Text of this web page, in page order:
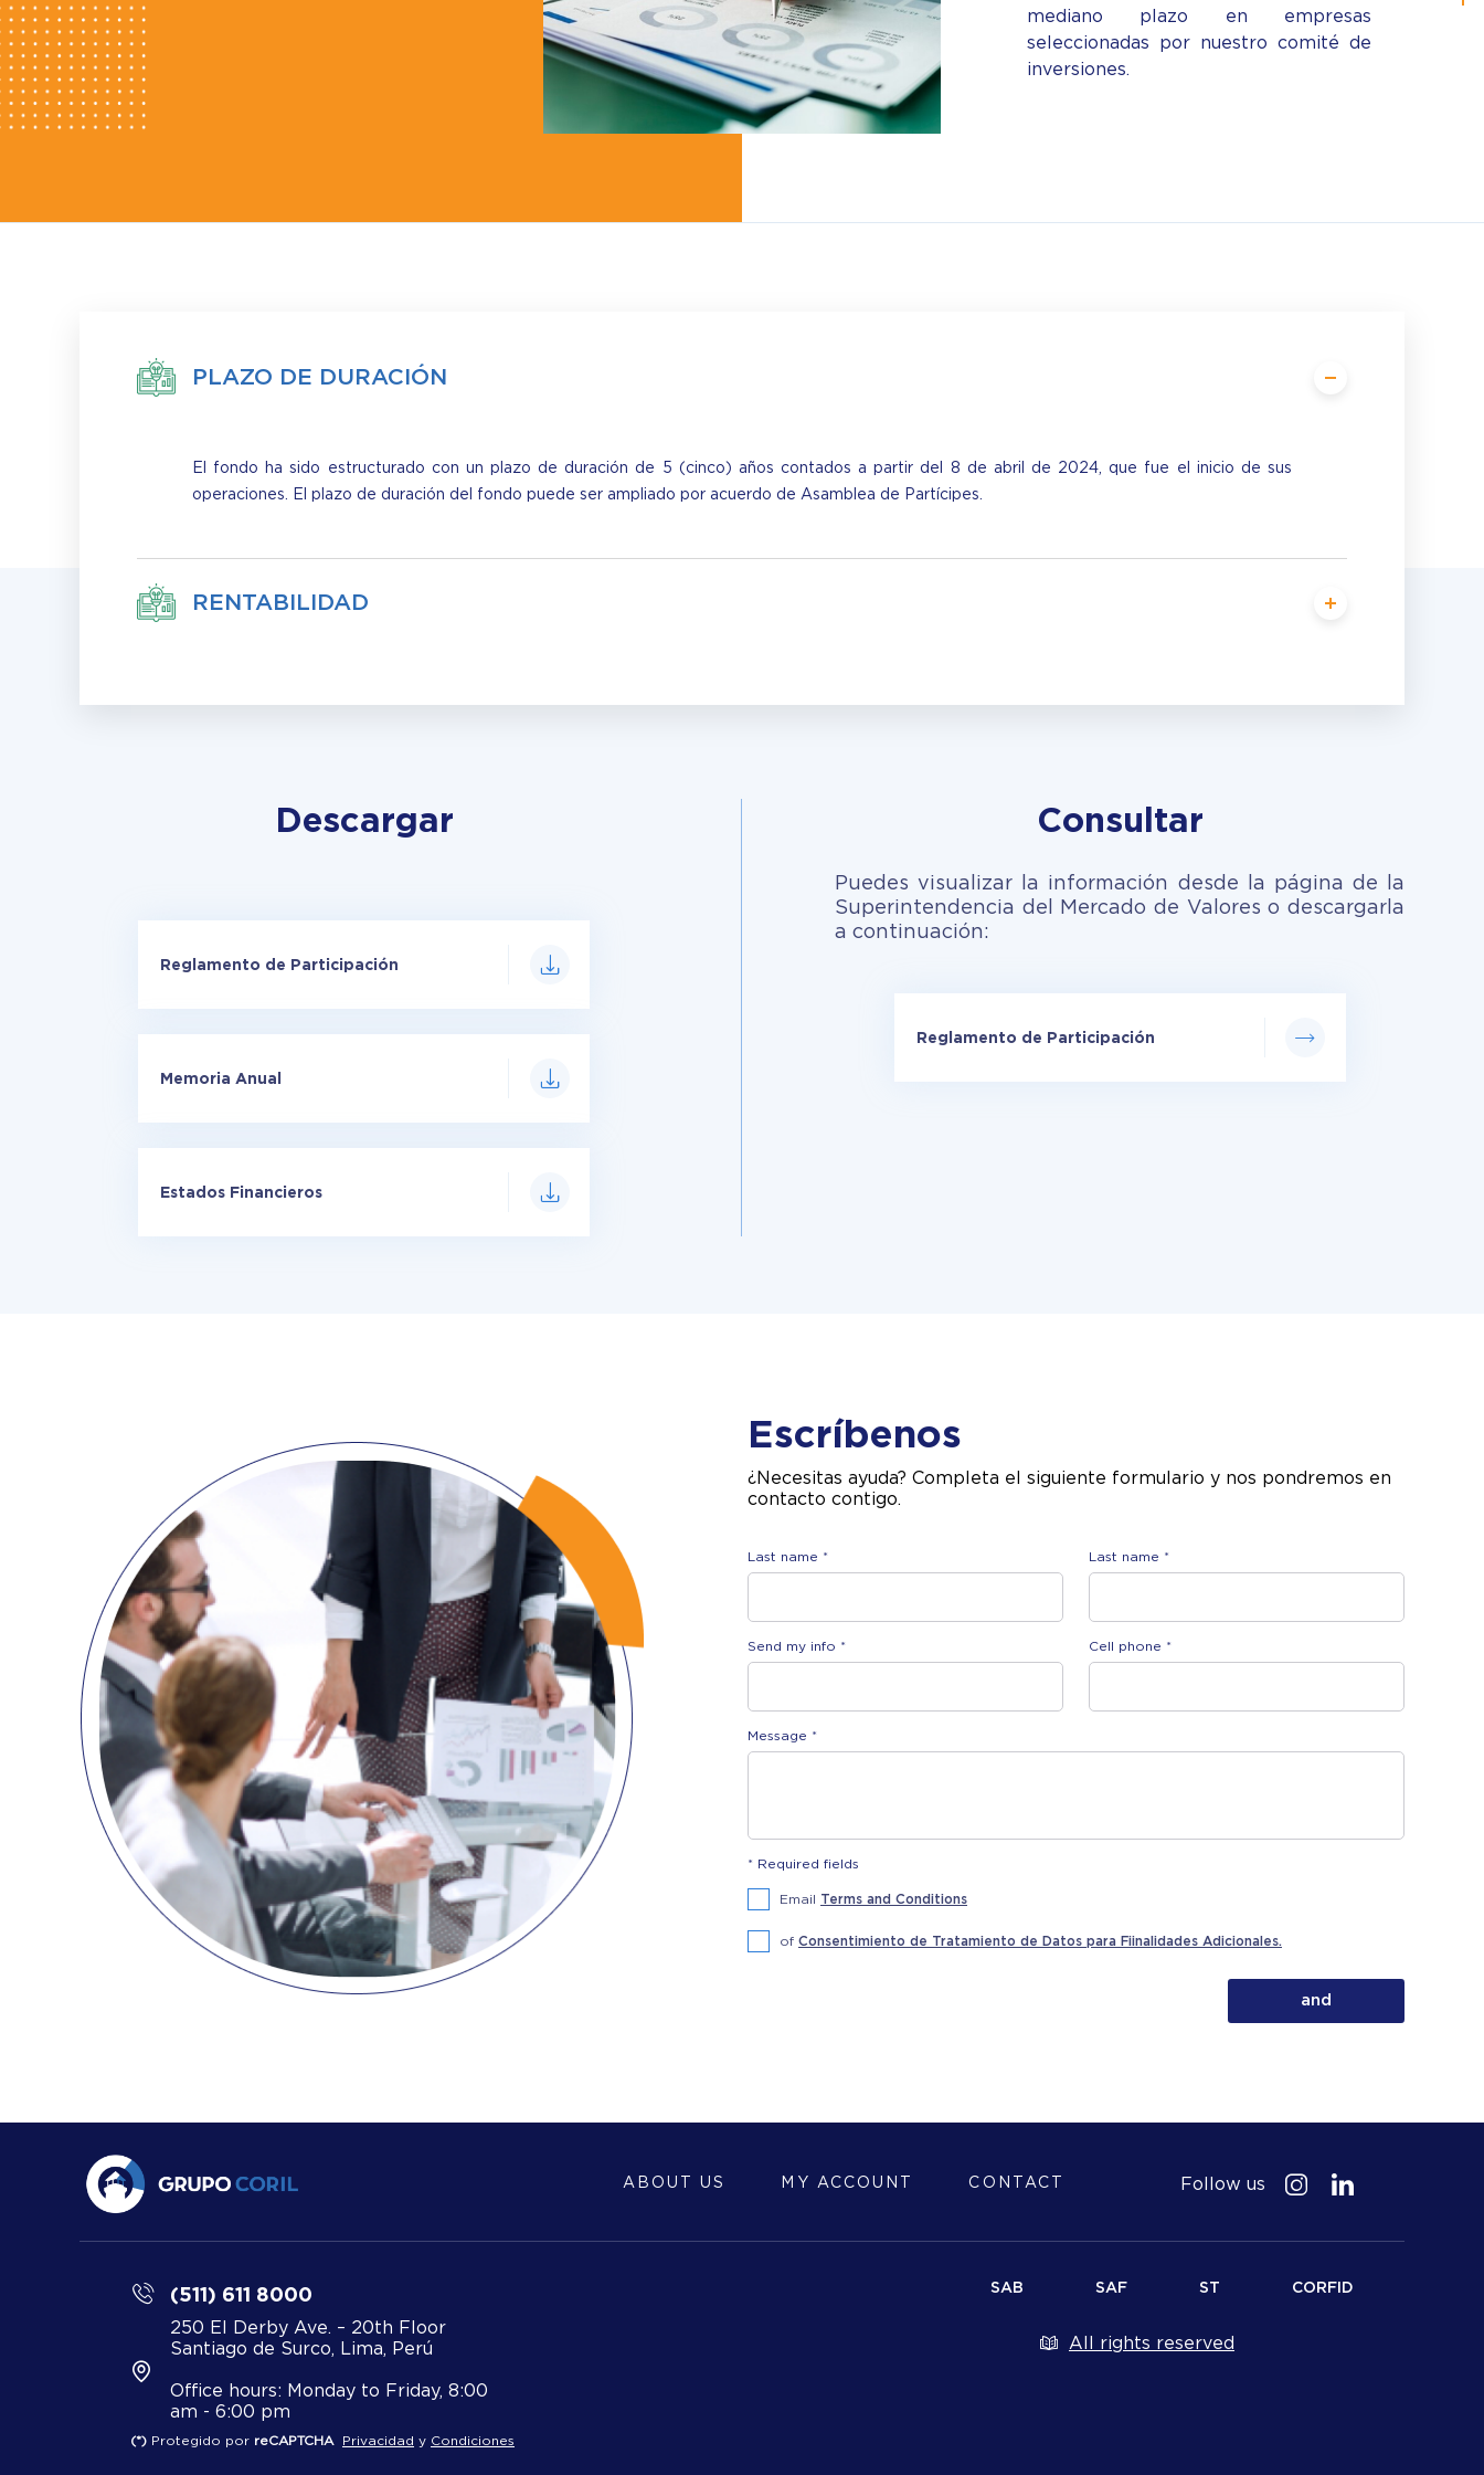
mediano plazo en empresas
seleccionadas por nuestro comité de
inversiones.
PLAZO DE DURACIÓN
El fondo ha sido estructurado con un plazo de duración de 5 (cinco) años contados a partir del 8 de abril de 2024, que fue el inicio de sus
operaciones. El plazo de duración del fondo puede ser ampliado por acuerdo de Asamblea de Partícipes.
RENTABILIDAD
Descargar
Reglamento de Participación
Memoria Anual
Estados Financieros
Consultar
Puedes visualizar la información desde la página de la
Superintendencia del Mercado de Valores o descargarla
a continuación:
Reglamento de Participación
Escríbenos
¿Necesitas ayuda? Completa el siguiente formulario y nos pondremos en
contacto contigo.
Last name * Last name *
Send my info * Cell phone *
Message *
* Required fields
Email Terms and Conditions
of Consentimiento de Tratamiento de Datos para Fiinalidades Adicionales.
and
ABOUT US MY ACCOUNT CONTACT Follow us
(511) 611 8000
250 El Derby Ave. – 20th Floor
Santiago de Surco, Lima, Perú
Office hours: Monday to Friday, 8:00
am - 6:00 pm
(*) Protegido por reCAPTCHA Privacidad y Condiciones
SAB SAF ST CORFID
All rights reserved